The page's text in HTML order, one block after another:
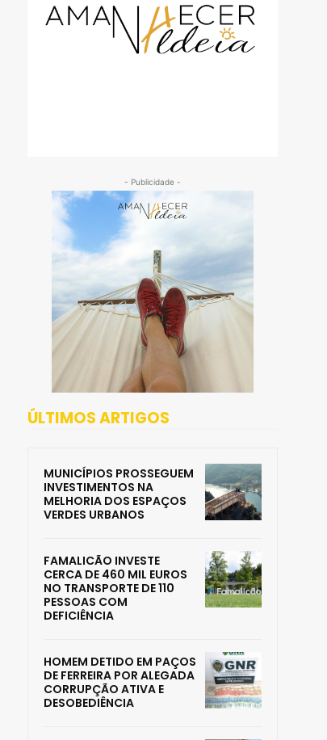
- Publicidade -
ÚLTIMOS ARTIGOS
MUNICÍPIOS PROSSEGUEM
INVESTIMENTOS NA
MELHORIA DOS ESPAÇOS
VERDES URBANOS
FAMALICÃO INVESTE
CERCA DE 460 MIL EUROS
NO TRANSPORTE DE 110
PESSOAS COM
DEFICIÊNCIA
HOMEM DETIDO EM PAÇOS
DE FERREIRA POR ALEGADA
CORRUPÇÃO ATIVA E
DESOBEDIÊNCIA